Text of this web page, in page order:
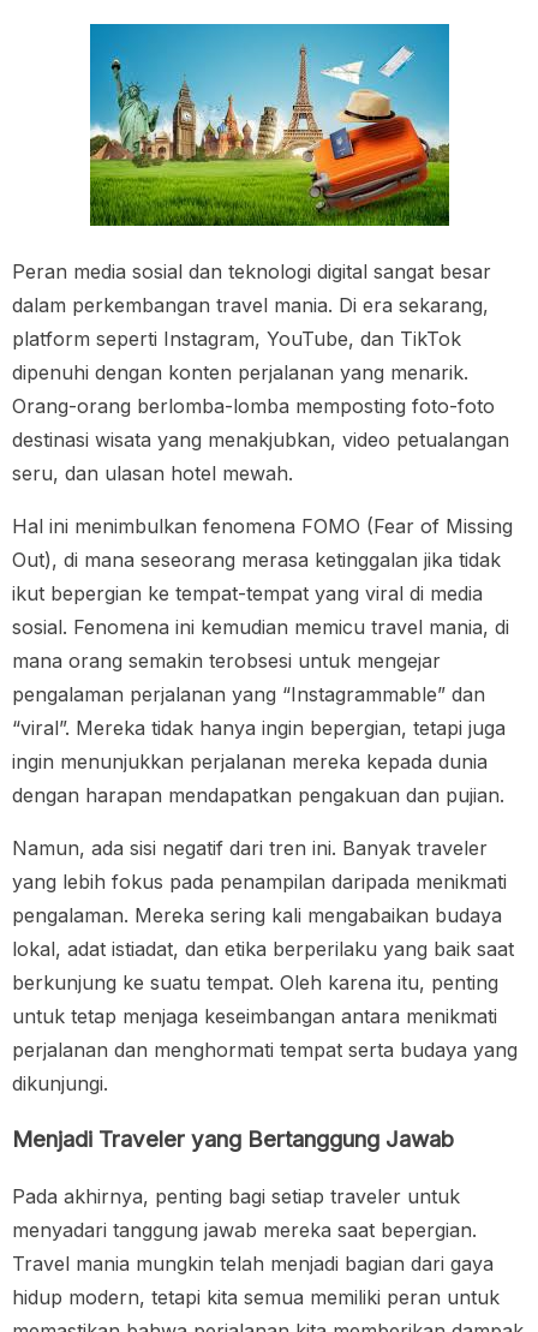
Peran media sosial dan teknologi digital sangat besar
dalam perkembangan travel mania. Di era sekarang,
platform seperti Instagram, YouTube, dan TikTok
dipenuhi dengan konten perjalanan yang menarik.
Orang-orang berlomba-lomba memposting foto-foto
destinasi wisata yang menakjubkan, video petualangan
seru, dan ulasan hotel mewah.
Hal ini menimbulkan fenomena FOMO (Fear of Missing
Out), di mana seseorang merasa ketinggalan jika tidak
ikut bepergian ke tempat-tempat yang viral di media
sosial. Fenomena ini kemudian memicu travel mania, di
mana orang semakin terobsesi untuk mengejar
pengalaman perjalanan yang “Instagrammable” dan
“viral”. Mereka tidak hanya ingin bepergian, tetapi juga
ingin menunjukkan perjalanan mereka kepada dunia
dengan harapan mendapatkan pengakuan dan pujian.
Namun, ada sisi negatif dari tren ini. Banyak traveler
yang lebih fokus pada penampilan daripada menikmati
pengalaman. Mereka sering kali mengabaikan budaya
lokal, adat istiadat, dan etika berperilaku yang baik saat
berkunjung ke suatu tempat. Oleh karena itu, penting
untuk tetap menjaga keseimbangan antara menikmati
perjalanan dan menghormati tempat serta budaya yang
dikunjungi.
Menjadi Traveler yang Bertanggung Jawab
Pada akhirnya, penting bagi setiap traveler untuk
menyadari tanggung jawab mereka saat bepergian.
Travel mania mungkin telah menjadi bagian dari gaya
hidup modern, tetapi kita semua memiliki peran untuk